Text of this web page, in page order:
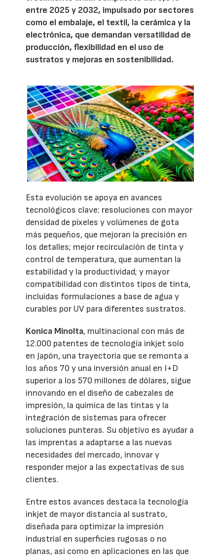
entre 2025 y 2032, impulsado por sectores
como el embalaje, el textil, la cerámica y la
electrónica, que demandan versatilidad de
producción, flexibilidad en el uso de
sustratos y mejoras en sostenibilidad.
Esta evolución se apoya en avances
tecnológicos clave: resoluciones con mayor
densidad de píxeles y volúmenes de gota
más pequeños, que mejoran la precisión en
los detalles; mejor recirculación de tinta y
control de temperatura, que aumentan la
estabilidad y la productividad; y mayor
compatibilidad con distintos tipos de tinta,
incluidas formulaciones a base de agua y
curables por UV para diferentes sustratos.
Konica Minolta, multinacional con más de
12.000 patentes de tecnología inkjet solo
en Japón, una trayectoria que se remonta a
los años 70 y una inversión anual en I+D
superior a los 570 millones de dólares, sigue
innovando en el diseño de cabezales de
impresión, la química de las tintas y la
integración de sistemas para ofrecer
soluciones punteras. Su objetivo es ayudar a
las imprentas a adaptarse a las nuevas
necesidades del mercado, innovar y
responder mejor a las expectativas de sus
clientes.
Entre estos avances destaca la tecnología
inkjet de mayor distancia al sustrato,
diseñada para optimizar la impresión
industrial en superficies rugosas o no
planas, así como en aplicaciones en las que